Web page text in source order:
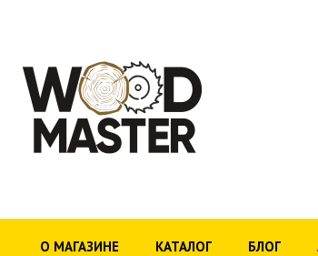
О МАГАЗИНЕ КАТАЛОГ БЛОГ